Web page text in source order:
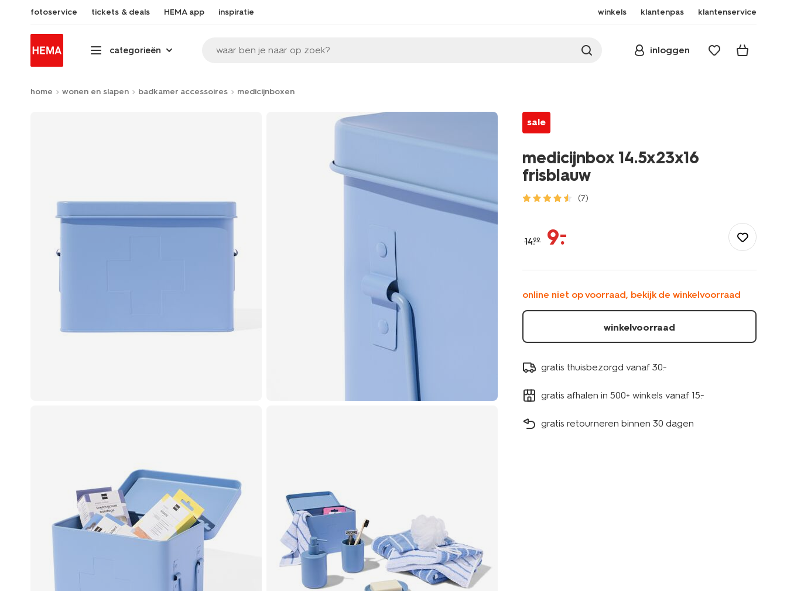
fotoservice tickets & deals HEMA app inspiratie winkels klantenpas klantenservice
categorieën waar ben je naar op zoek? inloggen
home wonen en slapen badkamer accessoires medicijnboxen
sale
medicijnbox 14.5x23x16
frisblauw
(7)
accessoires/medicijnboxen/medicijnbox-
14.99 9.
–
online niet op voorraad, bekijk de winkelvoorraad
winkelvoorraad
gratis thuisbezorgd vanaf 30.-
gratis afhalen in 500+ winkels vanaf 15.-
gratis retourneren binnen 30 dagen